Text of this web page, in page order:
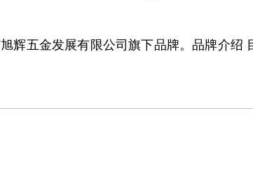
辉五金发展有限公司旗下品牌。品牌介